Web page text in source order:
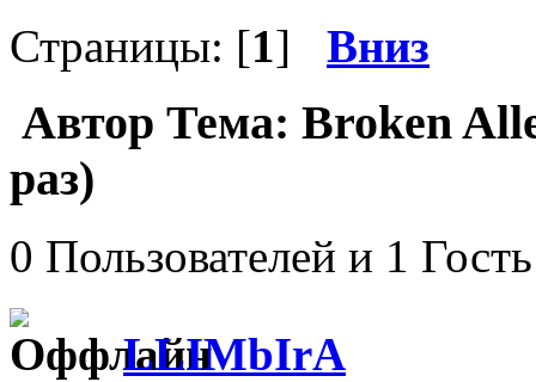
Страницы: [1] Вниз
Автор Тема: Broken
раз)
0 Пользователей и 1
LLIMbIrA